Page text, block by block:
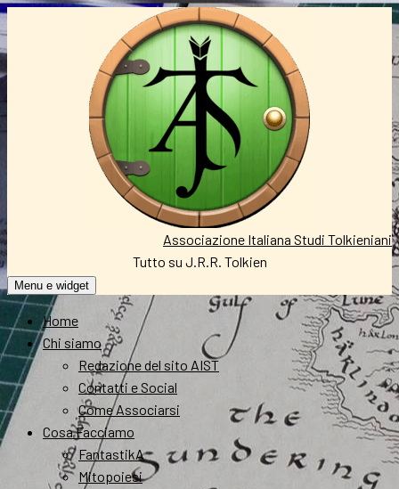
Vai
al
Associazione Italiana Studi Tolkieniani
Tutto su J.R.R. Tolkien
Menu e widget
Home
Chi siamo
Redazione del sito AIST
Contatti e Social
Come Associarsi
Cosa Facciamo
FantastikA
Mitopoiesi